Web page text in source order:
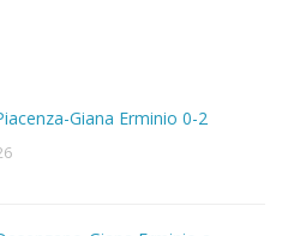
Giana Erminio 0-2